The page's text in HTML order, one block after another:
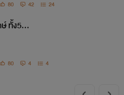
80 42 24
ทั้ง5...
80 4 4